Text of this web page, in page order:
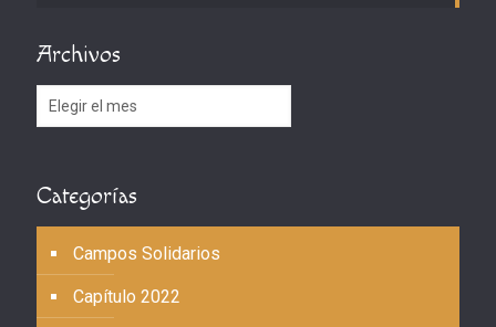
Archivos
Archivos
Categorías
Campos Solidarios
Capítulo 2022